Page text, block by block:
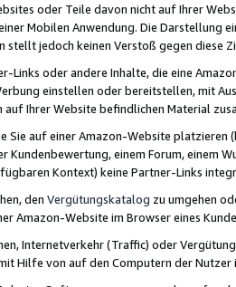
oder Teile davon nicht auf Ihrer
Mobilen Anwendung. Die Darstellung
stellt jedoch keinen Verstoß gegen diese
Links oder andere Inhalte, die eine
einstellen oder bereitstellen, mit
Ihrer Website befindlichen Material
Sie auf einer Amazon-Website
Kundenbewertung, einem Forum, einem
Kontext) keine Partner-Links
den Vergütungskatalog zu umgehen
Amazon-Website im Browser eines
Internetverkehr (Traffic) oder
Hilfe von auf den Computern der